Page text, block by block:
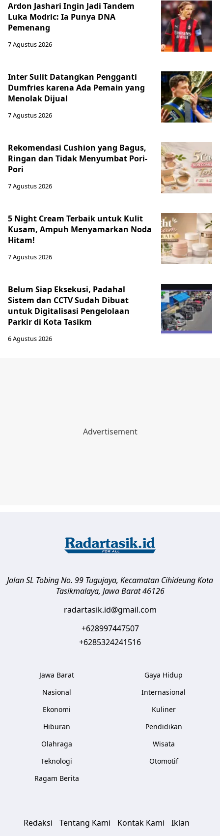
Ardon Jashari Ingin Jadi Tandem
Luka Modric: Ia Punya DNA
Pemenang
7 Agustus 2026
Inter Sulit Datangkan Pengganti
Dumfries karena Ada Pemain yang
Menolak Dijual
7 Agustus 2026
Rekomendasi Cushion yang Bagus,
Ringan dan Tidak Menyumbat Pori-
Pori
7 Agustus 2026
5 Night Cream Terbaik untuk Kulit
Kusam, Ampuh Menyamarkan Noda
Hitam!
7 Agustus 2026
Belum Siap Eksekusi, Padahal
Sistem dan CCTV Sudah Dibuat
untuk Digitalisasi Pengelolaan
Parkir di Kota Tasikm
6 Agustus 2026
Jalan SL Tobing No. 99 Tugujaya, Kecamatan CihideungKota
Tasikmalaya, Jawa Barat 46126
radartasik.id@gmail.com
+628997447507
+6285324241516
Jawa Barat
Nasional
Ekonomi
Hiburan
Olahraga
Teknologi
Ragam Berita
Gaya Hidup
Internasional
Kuliner
Pendidikan
Wisata
Otomotif
Redaksi Tentang Kami Kontak Kami
Iklan